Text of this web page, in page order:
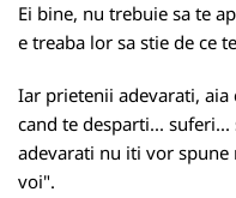
Ei bine, nu trebuie sa te
e treaba lor sa stie de ce
Iar prietenii adevarati, aia
cand te desparti...
adevarati nu iti vor spune
voi".